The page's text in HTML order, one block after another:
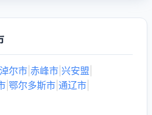
尔市 赤峰市 兴安盟
鄂尔多斯市 通辽市